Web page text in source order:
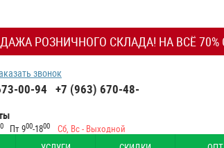
РОЗНИЧНОГО СКЛАДА! НА ВСЁ 70%
звонок
00-94 +7 (963) 670-48-
Пт 900-1800 Сб, Вс - Выходной